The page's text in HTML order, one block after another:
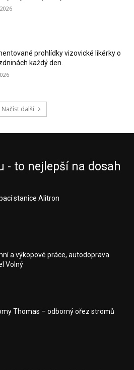
prohlídky vizovické likérky o
každý den.
Načíst další
- to nejlepší na dosah
stanice Alitron
a výkopové práce, autodoprava
Volný
Thomas – odborný ořez stromů